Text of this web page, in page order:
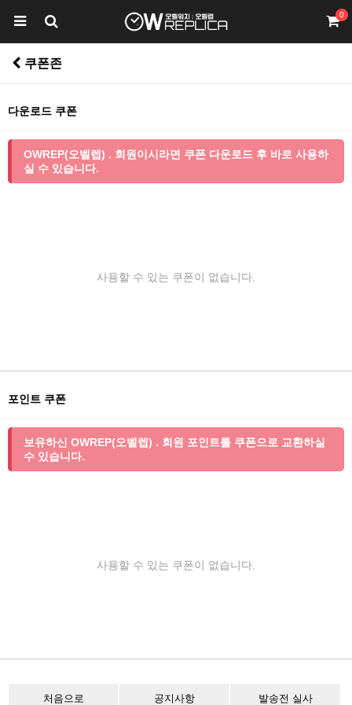
0
쿠폰존
다운로드 쿠폰
OWREP(오벨렙) . 회원이시라면 쿠폰 다운로드 후 바로 사용하
실 수 있습니다.
사용할 수 있는 쿠폰이 없습니다.
포인트 쿠폰
보유하신 OWREP(오벨렙) . 회원 포인트를 쿠폰으로 교환하실
수 있습니다.
사용할 수 있는 쿠폰이 없습니다.
처음으로 공지사항 발송전 실사